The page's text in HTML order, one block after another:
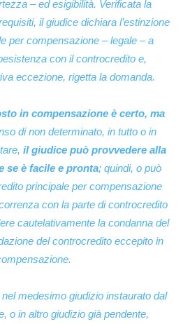
– ed esigibilità. Verificata la
il giudice dichiara l’estinzione
per compensazione – legale – a
con il controcredito e,
eccezione, rigetta la domanda.
in compensazione è certo, ma
di non determinato, in tutto o in
il giudice può provvedere alla
se è facile e pronta; quindi, o può
principale per compensazione
con la parte di controcredito
cautelativamente la condanna del
del controcredito eccepito in
nel medesimo giudizio instaurato dal
o in altro giudizio già pendente,